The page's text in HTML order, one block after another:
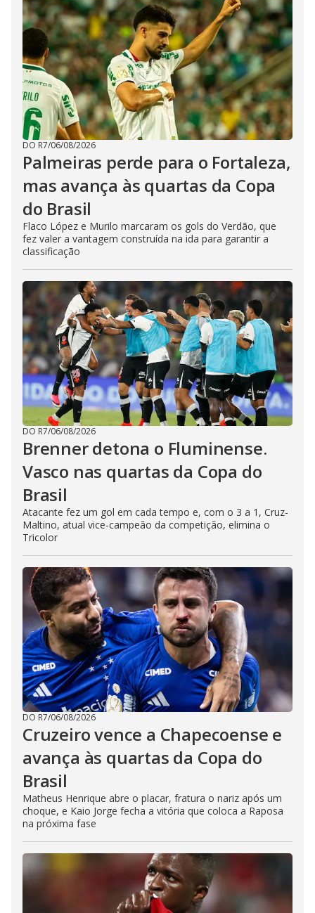
DO R7/06/08/2026
Palmeiras perde para o Fortaleza,
mas avança às quartas da Copa
do Brasil
Flaco López e Murilo marcaram os gols do Verdão, que
fez valer a vantagem construída na ida para garantir a
classificação
DO R7/06/08/2026
Brenner detona o Fluminense.
Vasco nas quartas da Copa do
Brasil
Atacante fez um gol em cada tempo e, com o 3 a 1, Cruz-
Maltino, atual vice-campeão da competição, elimina o
Tricolor
DO R7/06/08/2026
Cruzeiro vence a Chapecoense e
avança às quartas da Copa do
Brasil
Matheus Henrique abre o placar, fratura o nariz após um
choque, e Kaio Jorge fecha a vitória que coloca a Raposa
na próxima fase